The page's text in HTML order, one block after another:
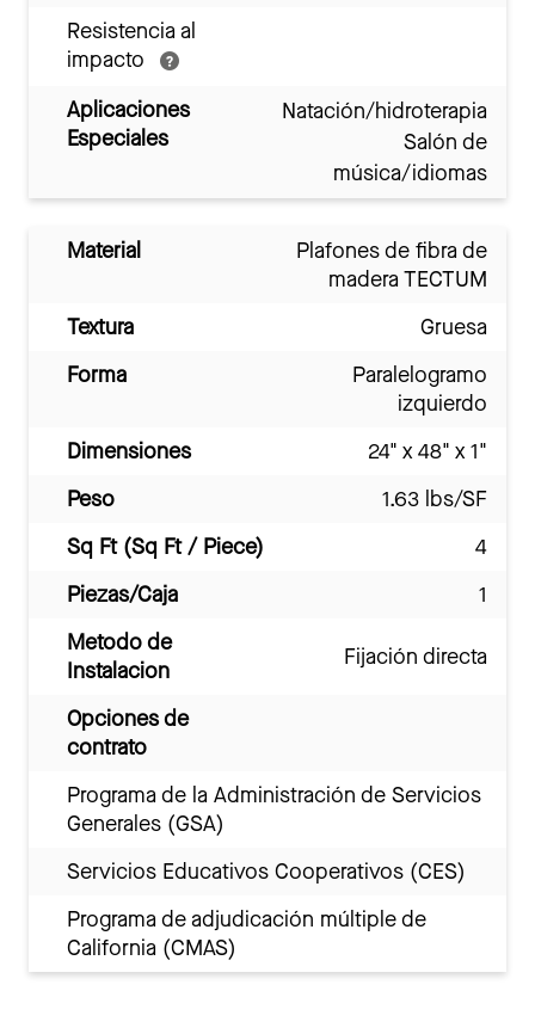
Resistencia al
impacto
Aplicaciones
Especiales
Natación/hidroterapia
Salón de
música/idiomas
Material
Plafones de fibra de
madera TECTUM
Textura
Gruesa
Forma
Paralelogramo
izquierdo
Dimensiones
24" x 48" x 1"
Peso
1.63 lbs/SF
Sq Ft (Sq Ft / Piece)
4
Piezas/Caja
1
Metodo de
Instalacion
Fijación directa
Opciones de
contrato
Programa de la Administración de Servicios
Generales (GSA)
Servicios Educativos Cooperativos (CES)
Programa de adjudicación múltiple de
California (CMAS)